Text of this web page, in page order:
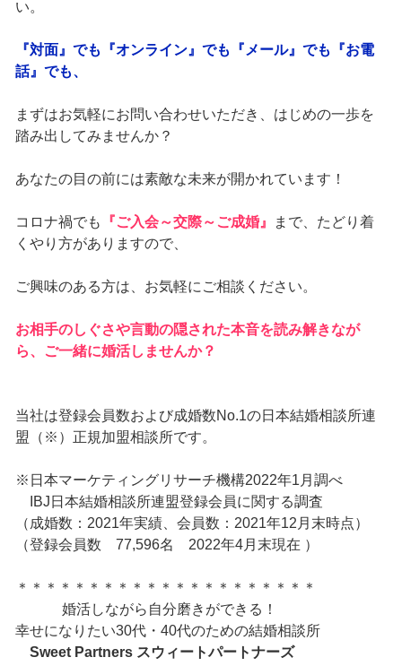
い。
『対面』でも『オンライン』でも『メール』でも『お電
話』でも、
まずはお気軽にお問い合わせいただき、はじめの一歩を
踏み出してみませんか？
あなたの目の前には素敵な未来が開かれています！
コロナ禍でも 『ご入会～交際～ご成婚』
まで、たどり着
くやり方がありますので、
ご興味のある方は、お気軽にご相談ください。
お相手のしぐさや言動の隠された本音を読み解きなが
ら、ご一緒に婚活しませんか？
当社は登録会員数および成婚数No.1の日本結婚相談所連
盟（※）正規加盟相談所です。
※日本マーケティングリサーチ機構2022年1月調べ
IBJ日本結婚相談所連盟登録会員に関する調査
（成婚数：2021年実績、会員数：2021年12月末時点）
（登録会員数 77,596名 2022年4月末現在 ）
＊＊＊＊＊＊＊＊＊＊＊＊＊＊＊＊＊＊＊＊＊
婚活しながら自分磨きができる！
幸せになりたい30代・40代のための結婚相談所
Sweet Partners スウィートパートナーズ